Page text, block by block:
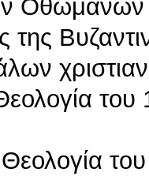
Οθωμανών
του